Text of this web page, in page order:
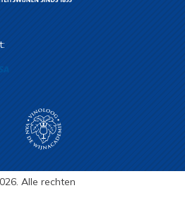
Alle rechten